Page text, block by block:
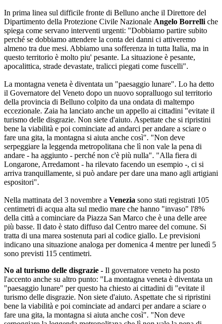
In prima linea sul difficile fronte di Belluno anche il Direttore del
Dipartimento della Protezione Civile Nazionale Angelo Borrelli che
spiega come servano interventi urgenti: "Dobbiamo partire subito
perché se dobbiamo attendere la conta dei danni ci attiveremo
almeno tra due mesi. Abbiamo una sofferenza in tutta Italia, ma in
questo territorio è molto piu' pesante. La situazione è pesante,
apocalittica, strade devastate, tralicci piegati come fuscelli".
La montagna veneta è diventata un "paesaggio lunare". Lo ha detto
il Governatore del Veneto dopo un nuovo sopralluogo sul territorio
della provincia di Belluno colpito da una ondata di maltempo
eccezionale. Zaia ha lanciato anche un appello ai cittadini "evitate il
turismo delle disgrazie. Non siete d'aiuto. Aspettate che si ripristini
bene la viabilità e poi cominciate ad andarci per andare a sciare o
fare una gita, la montagna si aiuta anche così". "Non deve
serpeggiare la leggenda metropolitana che lì non vale la pena di
andare - ha aggiunto - perché non c'è più nulla". "Alla fiera di
Longarone, Arredamont - ha rilevato facendo un esempio -, ci si
arriva tranquillamente, si può andare per dare una mano agli artigiani
espositori".
Nella mattinata del 3 novembre a Venezia sono stati registrati 105
centimetri di acqua alta sul medio mare che hanno "invaso" l'8%
della città a cominciare da Piazza San Marco che è una delle aree
più basse. Il dato è stato diffuso dal Centro maree del comune. Si
tratta di una marea sostenuta pari al codice giallo. Le previsioni
indicano una situazione analoga per domenica 4 mentre per lunedì 5
sono previsti 115 centimetri.
No al turismo delle disgrazie - Il governatore veneto ha posto
l'accento anche su altro punto: "La montagna veneta è diventata un
"paesaggio lunare" per questo ha chiesto ai cittadini di "evitate il
turismo delle disgrazie. Non siete d'aiuto. Aspettate che si ripristini
bene la viabilità e poi cominciate ad andarci per andare a sciare o
fare una gita, la montagna si aiuta anche così". "Non deve